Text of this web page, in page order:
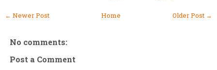
← Newer Post Older Post →
Home
No comments:
Post a Comment